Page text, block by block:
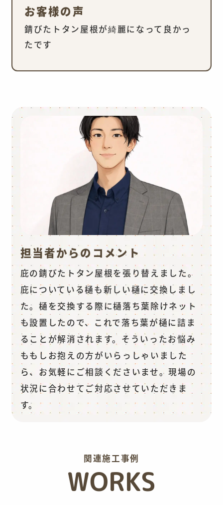
お客様の声
錆びたトタン屋根が綺麗になって良かっ
たです
担当者からのコメント
庇の錆びたトタン屋根を張り替えました。
庇についている樋も新しい樋に交換しまし
た。樋を交換する際に樋落ち葉除けネット
も設置したので、これで落ち葉が樋に詰ま
ることが解消されます。そういったお悩み
ももしお抱えの方がいらっしゃいました
ら、お気軽にご相談くださいませ。現場の
状況に合わせてご対応させていただきま
す。
関連施工事例
WORKS